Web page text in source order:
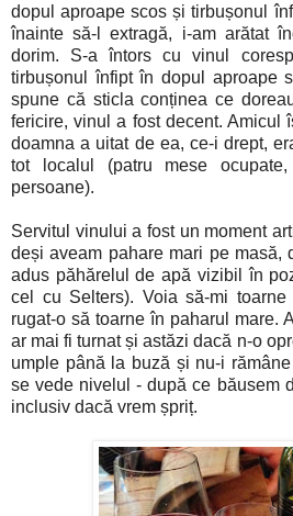
dopul aproape scos și tirbușonul
înainte să-l extragă, i-am arătat
dorim. S-a întors cu vinul
tirbușonul înfipt în dopul aproape
spune că sticla conținea ce
fericire, vinul a fost decent. Amicul
doamna a uitat de ea, ce-i drept,
tot localul (patru mese
persoane).
Servitul vinului a fost un moment
deși aveam pahare mari pe masă,
adus păhărelul de apă vizibil în
cel cu Selters). Voia să-mi
rugat-o să toarne în paharul mare.
ar mai fi turnat și astăzi dacă n-o
umple până la buză și nu-i
se vede nivelul - după ce băusem
inclusiv dacă vrem șpriț.